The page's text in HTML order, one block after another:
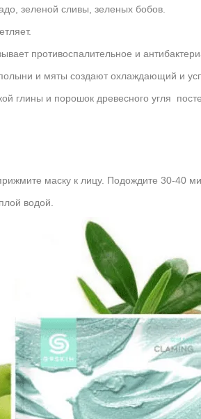
зеленой сливы, зеленых бобов.
противоспалительное и
и мяты создают охлаждающий и
глины и порошок древесного угля
маску к лицу. Подождите 30-40
водой.